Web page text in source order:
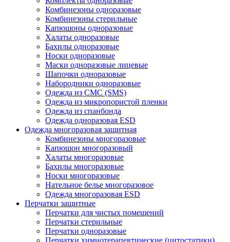
Комбинезоны одноразовые
Комбинезоны стерильные
Капюшоны одноразовые
Халаты одноразовые
Бахилы одноразовые
Носки одноразовые
Маски одноразовые лицевые
Шапочки одноразовые
Набородники одноразовые
Одежда из СМС (SMS)
Одежда из микропористой пленки
Одежда из спанбонда
Одежда одноразовая ESD
Одежда многоразовая защитная
Комбинезоны многоразовые
Капюшон многоразовый
Халаты многоразовые
Бахилы многоразовые
Носки многоразовые
Нательное белье многоразовое
Одежда многоразовая ESD
Перчатки защитные
Перчатки для чистых помещений
Перчатки стерильные
Перчатки одноразовые
Перчатки химиотерапевтические (цитостатики)